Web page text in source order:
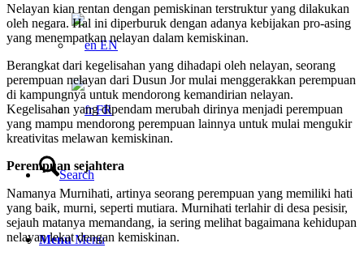
EN
FR
Search
Menu Menu
Nelayan kian rentan dengan pemiskinan terstruktur yang dilakukan
oleh negara. Hal ini diperburuk dengan adanya kebijakan pro-asing
yang menempatkan nelayan dalam kemiskinan.
Berangkat dari kegelisahan yang dihadapi oleh nelayan, seorang
perempuan nelayan dari Dusun Jor mulai menggerakkan perempuan
di kampungnya untuk mendorong kemandirian nelayan.
Kegelisahan yang dipendam merubah dirinya menjadi perempuan
yang mampu mendorong perempuan lainnya untuk mulai mengukir
kreativitas melawan kemiskinan.
Perempuan sejahtera
Namanya Murnihati, artinya seorang perempuan yang memiliki hati
yang baik, murni, seperti mutiara. Murnihati terlahir di desa pesisir,
sejauh matanya memandang, ia sering melihat bagaimana kehidupan
nelayan lekat dengan kemiskinan.